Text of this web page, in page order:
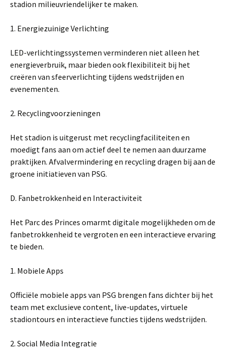
stadion milieuvriendelijker te maken.
1. Energiezuinige Verlichting
LED-verlichtingssystemen verminderen niet alleen het
energieverbruik, maar bieden ook flexibiliteit bij het
creëren van sfeerverlichting tijdens wedstrijden en
evenementen.
2. Recyclingvoorzieningen
Het stadion is uitgerust met recyclingfaciliteiten en
moedigt fans aan om actief deel te nemen aan duurzame
praktijken. Afvalvermindering en recycling dragen bij aan de
groene initiatieven van PSG.
D. Fanbetrokkenheid en Interactiviteit
Het Parc des Princes omarmt digitale mogelijkheden om de
fanbetrokkenheid te vergroten en een interactieve ervaring
te bieden.
1. Mobiele Apps
Officiële mobiele apps van PSG brengen fans dichter bij het
team met exclusieve content, live-updates, virtuele
stadiontours en interactieve functies tijdens wedstrijden.
2. Social Media Integratie